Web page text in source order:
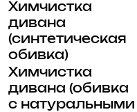
Химчистка
дивана
(синтетическая
обивка)
Химчистка
дивана (обивка
с натуральными